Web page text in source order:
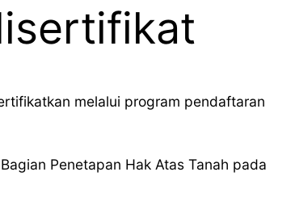
melalui program pendaftaran
Penetapan Hak Atas Tanah pada